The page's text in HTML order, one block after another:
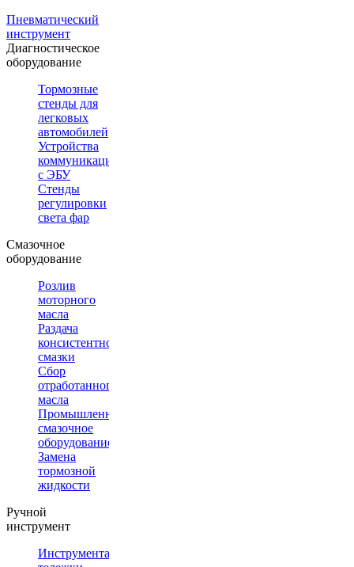
Пневматический
инструмент
Диагностическое
оборудование
Тормозные
стенды для
легковых
автомобилей
Устройства
коммуникации
с ЭБУ
Стенды
регулировки
света фар
Смазочное
оборудование
Розлив
моторного
масла
Раздача
консистентной
смазки
Сбор
отработанного
масла
Промышленное
смазочное
оборудование
Замена
тормозной
жидкости
Ручной
инструмент
Инструментальные